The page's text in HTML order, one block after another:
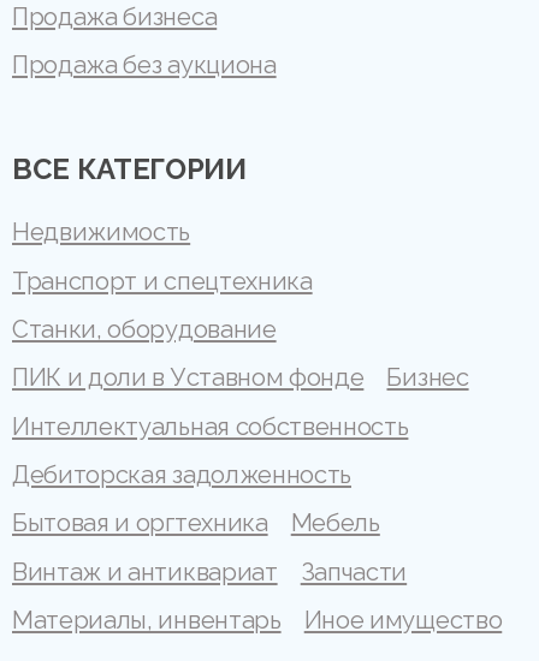
Продажа бизнеса
Продажа без аукциона
ВСЕ КАТЕГОРИИ
Недвижимость
Транспорт и спецтехника
Станки, оборудование
ПИК и доли в Уставном фонде
Бизнес
Интеллектуальная собственность
Дебиторская задолженность
Бытовая и оргтехника
Мебель
Винтаж и антиквариат
Запчасти
Материалы, инвентарь
Иное имущество